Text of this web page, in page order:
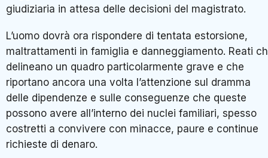
giudiziaria in attesa delle decisioni del magistrato.
L’uomo dovrà ora rispondere di tentata estorsione,
maltrattamenti in famiglia e danneggiamento. Reati
delineano un quadro particolarmente grave e che
riportano ancora una volta l’attenzione sul dramma
delle dipendenze e sulle conseguenze che queste
possono avere all’interno dei nuclei familiari, spesso
costretti a convivere con minacce, paure e continue
richieste di denaro.